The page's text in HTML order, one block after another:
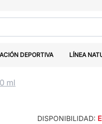
DEPORTIVA LÍNEA
ml
DISPONIBILIDAD: